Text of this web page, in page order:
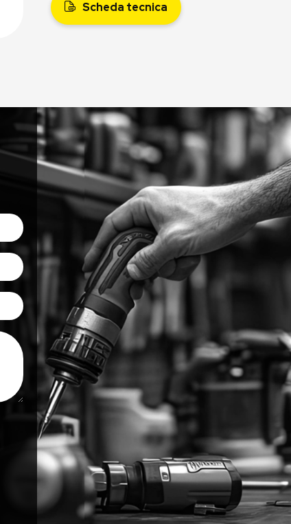
Scheda tecnica